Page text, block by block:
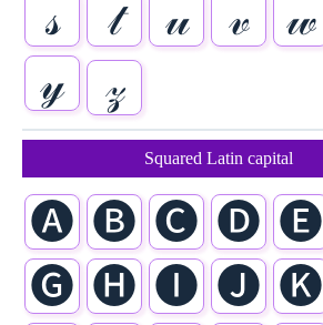
𝓈 𝓉 𝓊 𝓋 𝓌
𝓎
𝓏
Squared Latin capital
🅐 🅑 🅒 🅓 🅔
🅖 🅗 🅘 🅙 🅚